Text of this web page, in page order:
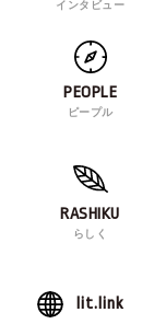
インタビュー
PEOPLE
ピープル
RASHIKU
らしく
lit.link